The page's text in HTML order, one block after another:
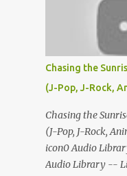
Chasing the
(J-Pop, J-Rock,
Chasing the
(J-Pop, J-Rock,
icon0 Audio
Audio Library --